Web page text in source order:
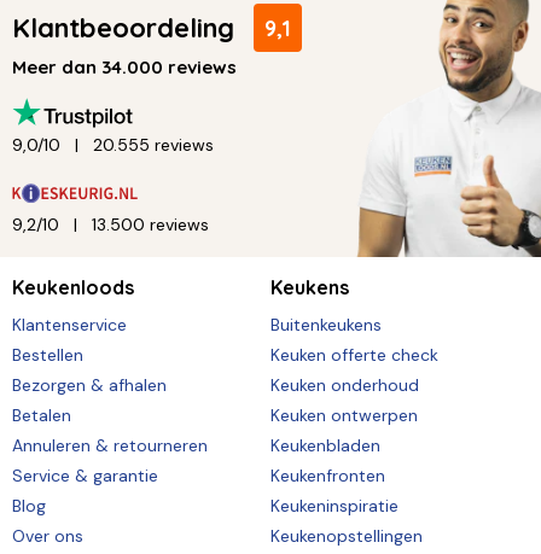
Klantbeoordeling 9,1
Meer dan 34.000 reviews
9,0/10 20.555 reviews
9,2/10 13.500 reviews
Keukenloods
Klantenservice
Bestellen
Bezorgen & afhalen
Betalen
Annuleren & retourneren
Service & garantie
Blog
Over ons
Keukens
Buitenkeukens
Keuken offerte check
Keuken onderhoud
Keuken ontwerpen
Keukenbladen
Keukenfronten
Keukeninspiratie
Keukenopstellingen